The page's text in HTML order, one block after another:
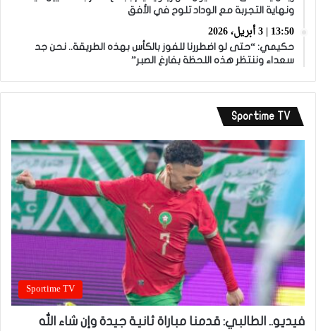
ونهاية التجربة مع الوداد تلوح في الأفق
13:50 | 3 أبريل، 2026
حكيمي: “حتى لو اضطررنا للفوز بالكأس بهذه الطريقة.. نحن جد
سعداء وننتظر هذه اللحظة بفارغ الصبر”
Sportime TV
Sportime TV
فيديو.. الطالبي: قدمنا مباراة ثانية جيدة وإن شاء الله